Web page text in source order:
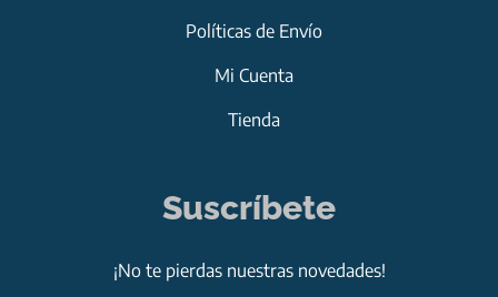
Políticas de Envío
Mi Cuenta
Tienda
Suscríbete
¡No te pierdas nuestras novedades!